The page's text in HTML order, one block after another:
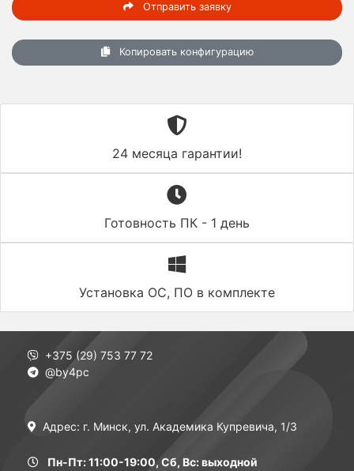
Отправить заявку
Копировать конфигурацию
24 месяца гарантии!
Готовность ПК - 1 день
Установка ОС, ПО в комплекте
+375 (29) 753 77 72
@by4pc
Адрес: г. Минск, ул. Академика Купревича, 1/3
Пн-Пт: 11:00-19:00, Сб, Вс: выходной